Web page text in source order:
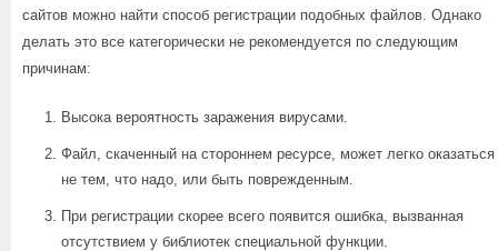
сайтов можно найти способ регистрации подобных файлов. Однако
делать это все категорически не рекомендуется по следующим
причинам:
Высока вероятность заражения вирусами.
Файл, скаченный на стороннем ресурсе, может легко оказаться
не тем, что надо, или быть поврежденным.
При регистрации скорее всего появится ошибка, вызванная
отсутствием у библиотек специальной функции.